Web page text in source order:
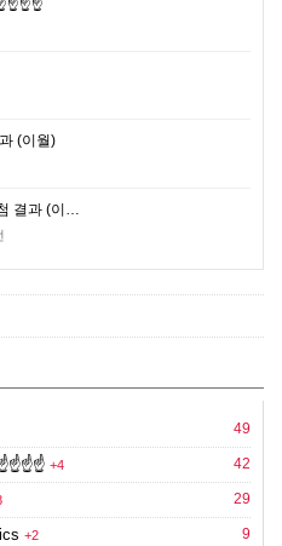
(이월)
결과 (이…
49
+4 42
29
+2 9